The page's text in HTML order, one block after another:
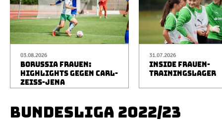
03.08.2026
BORUSSIA FRAUEN:
HIGHLIGHTS GEGEN CARL-
ZEISS-JENA
31.07.2026
INSIDE FRAUEN-
TRAININGSLAGER
BUNDESLIGA 2022/23